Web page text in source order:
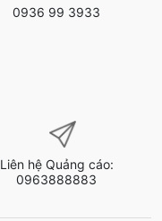
0936 99 3933
Liên hệ Quảng cáo:
0963888883